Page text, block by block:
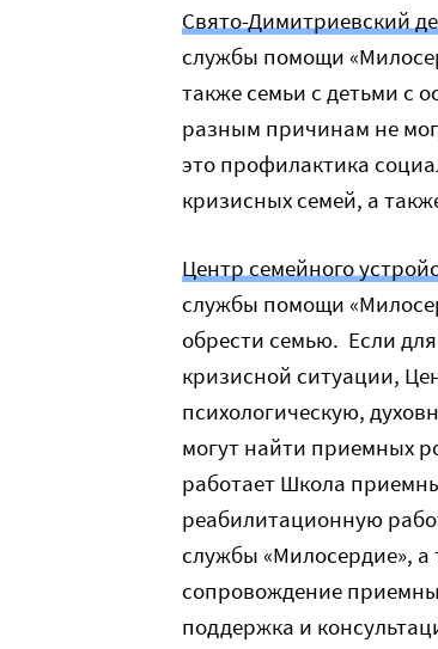
Свято-Димитриевский
службы помощи
также семьи с детьми с
разным причинам не
это профилактика
кризисных семей, а
Центр семейного
службы помощи
обрести семью. Если
кризисной ситуации,
психологическую,
могут найти приемных
работает Школа
реабилитационную
службы «Милосердие», а
сопровождение
поддержка и